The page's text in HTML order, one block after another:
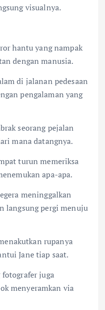
visualnya.
hantu yang nampak
dengan manusia.
di jalanan pedesaan
pengalaman yang
seorang pejalan
mana datangnya.
turun memeriksa
apa-apa.
meninggalkan
langsung pergi menuju
rupanya
Jane tiap saat.
fotografer juga
menyeramkan via